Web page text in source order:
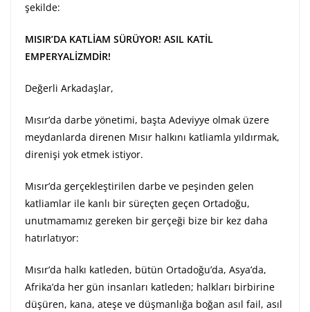
şekilde:
MISIR’DA KATLİAM SÜRÜYOR! ASIL KATİL
EMPERYALİZMDİR!
Değerli Arkadaşlar,
Mısır’da darbe yönetimi, başta Adeviyye olmak üzere
meydanlarda direnen Mısır halkını katliamla yıldırmak,
direnişi yok etmek istiyor.
Mısır’da gerçekleştirilen darbe ve peşinden gelen
katliamlar ile kanlı bir süreçten geçen Ortadoğu,
unutmamamız gereken bir gerçeği bize bir kez daha
hatırlatıyor:
Mısır’da halkı katleden, bütün Ortadoğu’da, Asya’da,
Afrika’da her gün insanları katleden; halkları birbirine
düşüren, kana, ateşe ve düşmanlığa boğan asıl fail, asıl